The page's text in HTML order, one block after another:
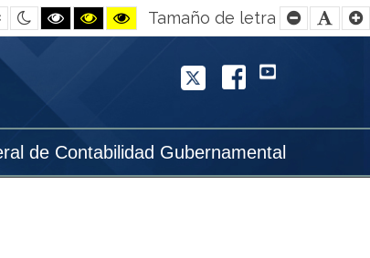
Default
contrast
Night
contrast
Black
and
Black
and
Yellow
and
contrast
Tamaño de letra
Smaller
FontFont
de Contabilidad Gubernamental
Twitter
Facebook
YouTube